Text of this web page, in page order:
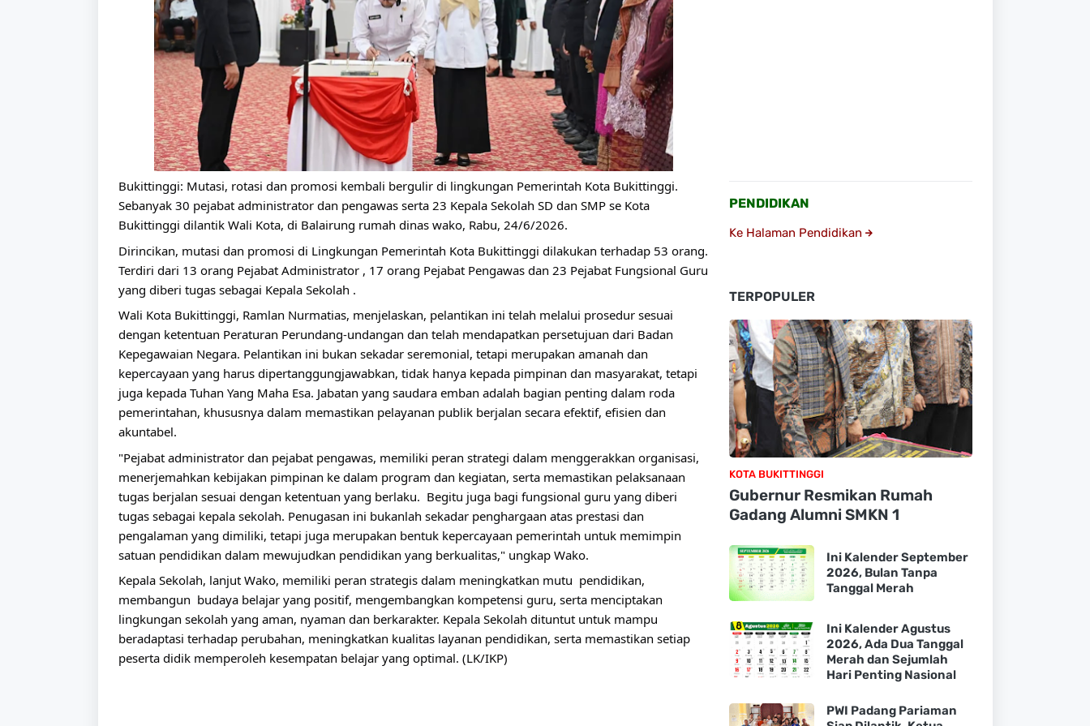
Bukittinggi: Mutasi, rotasi dan promosi kembali bergulir di lingkungan Pemerintah Kota Bukittinggi.
Sebanyak 30 pejabat administrator dan pengawas serta 23 Kepala Sekolah SD dan SMP se Kota
Bukittinggi dilantik Wali Kota, di Balairung rumah dinas wako, Rabu, 24/6/2026.
Dirincikan, mutasi dan promosi di Lingkungan Pemerintah Kota Bukittinggi dilakukan terhadap 53 orang.
Terdiri dari 13 orang Pejabat Administrator , 17 orang Pejabat Pengawas dan 23 Pejabat Fungsional Guru
yang diberi tugas sebagai Kepala Sekolah .
Wali Kota Bukittinggi, Ramlan Nurmatias, menjelaskan, pelantikan ini telah melalui prosedur sesuai
dengan ketentuan Peraturan Perundang-undangan dan telah mendapatkan persetujuan dari Badan
Kepegawaian Negara. Pelantikan ini bukan sekadar seremonial, tetapi merupakan amanah dan
kepercayaan yang harus dipertanggungjawabkan, tidak hanya kepada pimpinan dan masyarakat, tetapi
juga kepada Tuhan Yang Maha Esa. Jabatan yang saudara emban adalah bagian penting dalam roda
pemerintahan, khususnya dalam memastikan pelayanan publik berjalan secara efektif, efisien dan
akuntabel.
"Pejabat administrator dan pejabat pengawas, memiliki peran strategi dalam menggerakkan organisasi,
menerjemahkan kebijakan pimpinan ke dalam program dan kegiatan, serta memastikan pelaksanaan
tugas berjalan sesuai dengan ketentuan yang berlaku.  Begitu juga bagi fungsional guru yang diberi
tugas sebagai kepala sekolah. Penugasan ini bukanlah sekadar penghargaan atas prestasi dan
pengalaman yang dimiliki, tetapi juga merupakan bentuk kepercayaan pemerintah untuk memimpin
satuan pendidikan dalam mewujudkan pendidikan yang berkualitas," ungkap Wako.
Kepala Sekolah, lanjut Wako, memiliki peran strategis dalam meningkatkan mutu  pendidikan,
membangun  budaya belajar yang positif, mengembangkan kompetensi guru, serta menciptakan
lingkungan sekolah yang aman, nyaman dan berkarakter. Kepala Sekolah dituntut untuk mampu
beradaptasi terhadap perubahan, meningkatkan kualitas layanan pendidikan, serta memastikan setiap
peserta didik memperoleh kesempatan belajar yang optimal. (LK/IKP)
PENDIDIKAN
Ke Halaman Pendidikan
TERPOPULER
KOTA BUKITTINGGI
Gubernur Resmikan Rumah
Gadang Alumni SMKN 1
Ini Kalender September
2026, Bulan Tanpa
Tanggal Merah
Ini Kalender Agustus
2026, Ada Dua Tanggal
Merah dan Sejumlah
Hari Penting Nasional
PWI Padang Pariaman